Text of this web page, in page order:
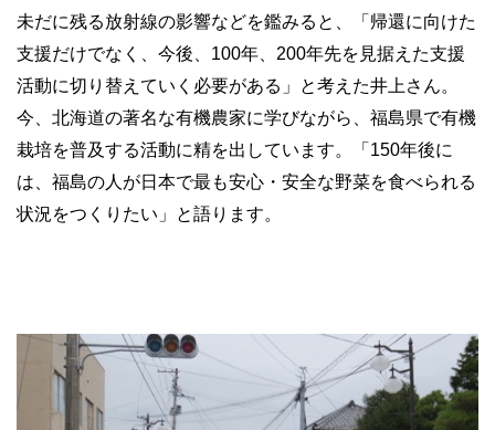
未だに残る放射線の影響などを鑑みると、「帰還に向けた
支援だけでなく、今後、100年、200年先を見据えた支援
活動に切り替えていく必要がある」と考えた井上さん。
今、北海道の著名な有機農家に学びながら、福島県で有機
栽培を普及する活動に精を出しています。「150年後に
は、福島の人が日本で最も安心・安全な野菜を食べられる
状況をつくりたい」と語ります。